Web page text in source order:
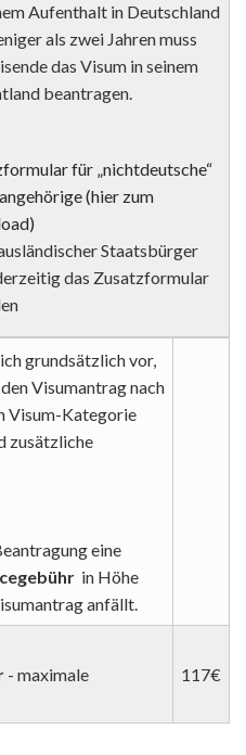
Aufenthalt in Deutschland
als zwei Jahren muss
das Visum in seinem
beantragen.
für „nichtdeutsche“
(hier zum
Staatsbürger
das Zusatzformular
grundsätzlich vor,
Visumantrag nach
Visum-Kategorie
zusätzliche
eine
in Höhe
anfällt.
- maximale
117€